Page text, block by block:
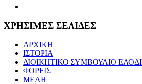
ΧΡΗΣΙΜΕΣ ΣΕΛΙΔΕΣ
ΑΡΧΙΚΗ
ΙΣΤΟΡΙΑ
ΔΙΟΙΚΗΤΙΚΟ ΣΥΜΒΟΥΛΙΟ ΕΛΟΔΙ
ΦΟΡΕΙΣ
ΜΕΛΗ